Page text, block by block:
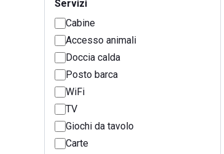
Servizi
Cabine
Accesso animali
Doccia calda
Posto barca
WiFi
TV
Giochi da tavolo
Carte